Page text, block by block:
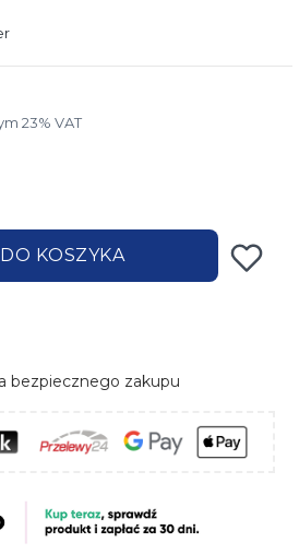
23% VAT
23% VAT
KOSZYKA
bezpiecznego zakupu